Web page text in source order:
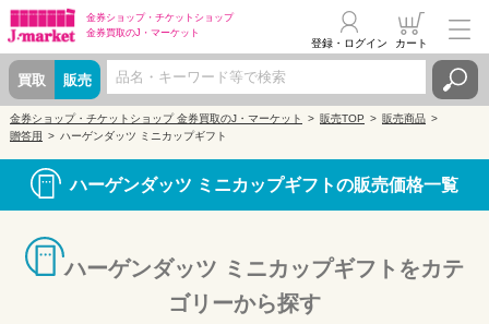
金券ショップ・ チケットショップ
金券買取のJ・マーケット
買取 販売
登録・ログイン カート
金券ショップ・チケットショップ 金券買取のJ・マーケット 販売TOP
販売商品
贈答用
ハーゲンダッツ ミニカップギフト
ハーゲンダッツ ミニカップギフトの販売価格一覧
ハーゲンダッツ ミニカップギフトをカテ
ゴリーから探す